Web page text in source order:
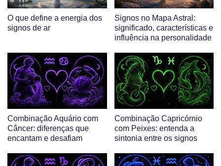
O que define a energia dos
signos de ar
Signos no Mapa Astral:
significado, características e
influência na personalidade
Combinação Aquário com
Câncer: diferenças que
encantam e desafiam
Combinação Capricórnio
com Peixes: entenda a
sintonia entre os signos